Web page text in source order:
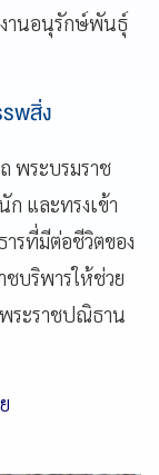
านอนุรักษ์พันธุ์
รพสิ่ง
พระบรมราช
และทรงเข้า
รที่มีต่อชีวิตของ
บริพารให้ช่วย
ระราชปณิธาน